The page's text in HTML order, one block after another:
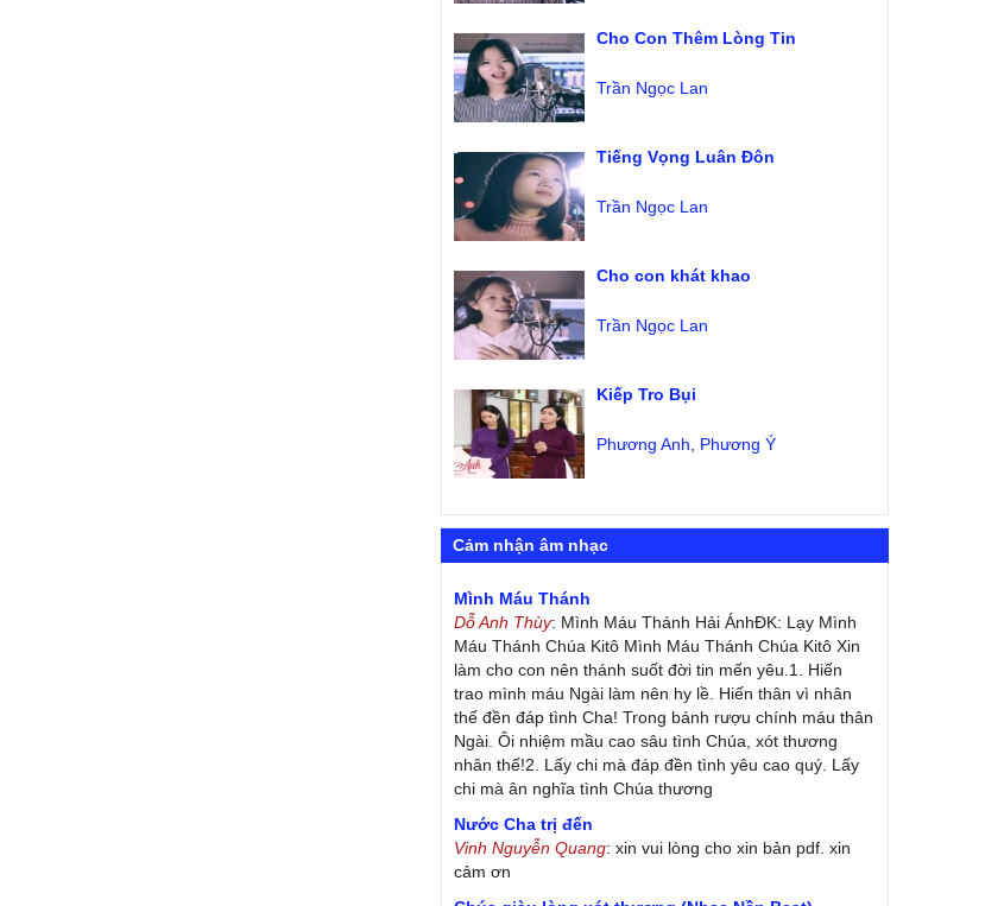
Cho Con Thêm Lòng Tin
Trần Ngọc Lan
Tiếng Vọng Luân Đôn
Trần Ngọc Lan
Cho con khát khao
Trần Ngọc Lan
Kiếp Tro Bụi
Phương Anh Phương Ý
Cảm nhận âm nhạc
Mình Máu Thánh
Dỗ Anh Thùy: Mình Máu Thánh Hải ÁnhĐK: Lạy Mình
Máu Thánh Chúa Kitô Mình Máu Thánh Chúa Kitô Xin
làm cho con nên thánh suốt đời tin mến yêu.1. Hiến
trao mình máu Ngài làm nên hy lề. Hiến thân vì nhân
thế đền đáp tình Cha! Trong bánh rượu chính máu thân
Ngài. Ôi nhiệm mầu cao sâu tình Chúa, xót thương
nhân thế!2. Lấy chi mà đáp đền tình yêu cao quý. Lấy
chi mà ân nghĩa tình Chúa thương
Nước Cha trị đến
Vinh Nguyễn Quang: xin vui lòng cho xin bản pdf. xin
cảm ơn